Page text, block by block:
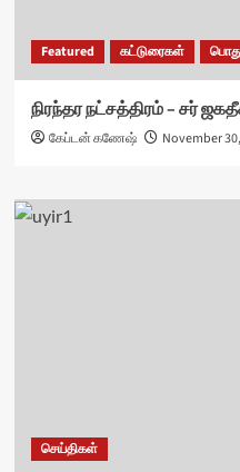
Featured கட்டுரைகள்
நிரந்தர நட்சத்திரம் – சர்
கேப்டன் கணேஷ் November
செய்திகள்